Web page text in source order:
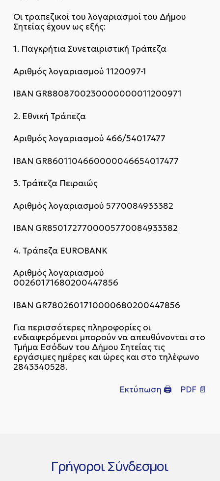
Οι τραπεζικοί του λογαριασμοί του Δήμου
Σητείας έχουν ως εξής:
1. Παγκρήτια Συνεταιριστική Τράπεζα
Αριθμός λογαριασμού 1120097-1
ΙΒΑΝ GR8808700230000000011200971
2. Εθνική Τράπεζα
Αριθμός λογαριασμού 466/54017477
IBAN GR8601104660000046654017477
3. Τράπεζα Πειραιώς
Αριθμός λογαριασμού 5770084933382
ΙΒΑΝ GR8501727700005770084933382
4. Τράπεζα EUROBANK
Αριθμός λογαριασμού
00260171680200447856
ΙΒΑΝ GR7802601710000680200447856
Για περισσότερες πληροφορίες οι
ενδιαφερόμενοι μπορούν να απευθύνονται στο
Τμήμα Εσόδων του Δήμου Σητείας τις
εργάσιμες ημέρες και ώρες και στο τηλέφωνο
2843340528.
Εκτύπωση 🖨 PDF 📄
ΓρήγοροιΣύνδεσμοι